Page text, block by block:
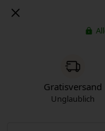
Gratisversand
Unglaublich